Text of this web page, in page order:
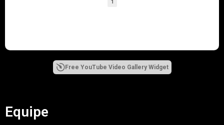
1
Free YouTube Video Gallery Widget
Equipe